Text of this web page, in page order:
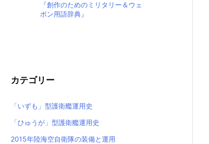
『創作のためのミリタリー＆ウェ
ポン用語辞典』
カテゴリー
「いずも」型護衛艦運用史
「ひゅうが」型護衛艦運用史
2015年陸海空自衛隊の装備と運用